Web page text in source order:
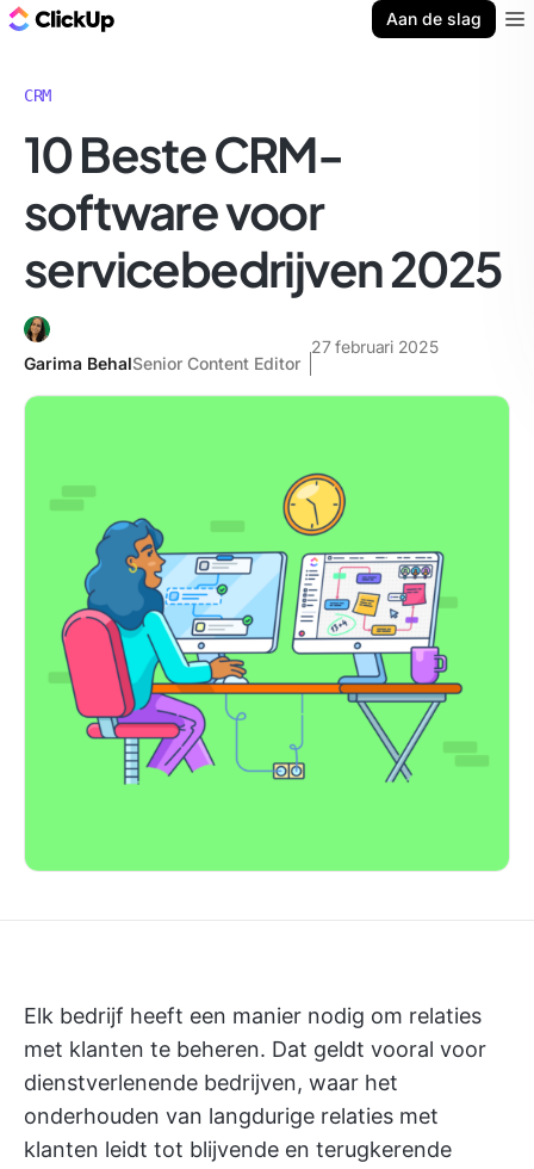
Aan de slag
CRM
10 Beste CRM-
software voor
servicebedrijven 2025
Garima BehalSenior Content Editor
27 februari 2025
Elk bedrijf heeft een manier nodig om relaties
met klanten te beheren. Dat geldt vooral voor
dienstverlenende bedrijven, waar het
onderhouden van langdurige relaties met
klanten leidt tot blijvende en terugkerende